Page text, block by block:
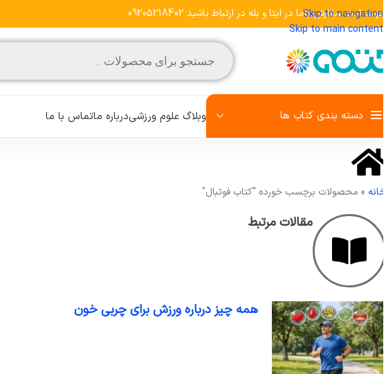
Skip to navigation
Skip to main content
ثبت سفارش باما در ایتا و بله در ارتباط باشید 09205218402
دسته بندی کتاب ها
علم تمرین
رفتار حرکتی
کودک و ورزش
کتاب های ورزشی
فیزیولوژی ورزشی
کنکور تربیت بدنی
وبلاگ علوم ورزشیدرباره ماتماس با ما
» محصولات برچسب خورده "کتاب فوتبال"
مقالات مرتبط
همه چیز درباره ورزش برای چربی خون